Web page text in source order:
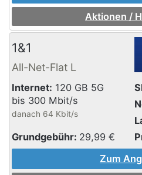
Aktionen /
1&1
All-Net-Flat L
Internet: 120 GB 5G
bis 300 Mbit/s
danach 64 Kbit/s
Grundgebühr: 29,99 €
Zum